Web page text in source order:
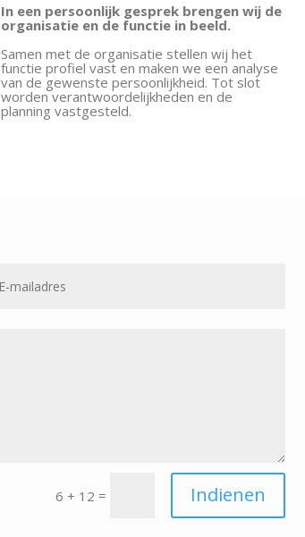
In een persoonlijk gesprek brengen wij de
organisatie en de functie in beeld.
Samen met de organisatie stellen wij het
functie profiel vast en maken we een analyse
van de gewenste persoonlijkheid. Tot slot
worden verantwoordelijkheden en de
planning vastgesteld.
6 + 12 = Indienen